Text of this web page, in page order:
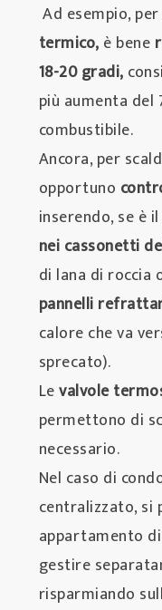
Ad esempio,
termico, è bene
18-20 gradi,
più aumenta del
combustibile.
Ancora, per
opportuno
inserendo, se è
nei cassonetti
di lana di
pannelli
calore che va
sprecato).
Levalvole
permettono di
necessario.
Nel caso di
centralizzato, si
appartamento
gestire
risparmiando